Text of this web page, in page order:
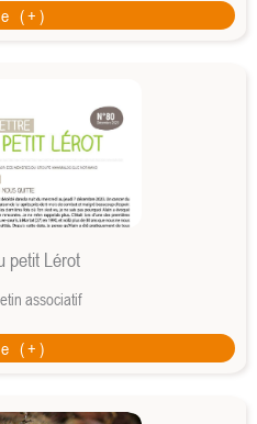
(+)
petit Lérot
associatif
(+)